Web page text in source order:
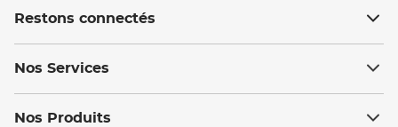
Restons connectés
Nos Services
Nos Produits